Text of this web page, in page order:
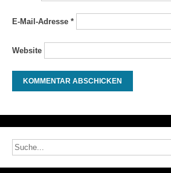
E-Mail-Adresse *
Website